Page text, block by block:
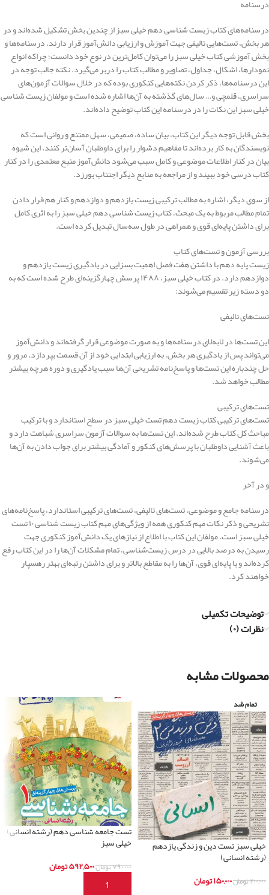
درسنامه
درسنامه‌های کتاب زیست شناسی دهم خیلی سبز از چندین بخش تشکیل شده‌اند و در
هر بخش، تست‌هایی تالیفی جهت آموزش و ارزیابی دانش‌آموز قرار دارند. درسنامه‌ها و
بخش آموزشی کتاب خیلی سبز را می‌توان کامل‌ترین در نوع خود دانست؛ چراکه انواع
نمودارها، اشکال، جداول، تصاویر و مطالب کتاب را دربر می‌گیرد. نکته جالب توجه در
این درسنامه‌ها، ذکر کردن نکته‌هایی کنکوری بوده که در خلال سوالات آزمون‌های
سراسری، قلمچی و‌… سال‌های گذشته به آن‌ها اشاره شده است و مولفان زیست شناسی
خیلی سبز این نکات را در درسنامه این کتاب توضیح داده‌اند.
بخش قابل توجه دیگر این کتاب، بیان ساده، صمیمی، سهل ممتنع و روانی است که
نویسندگان به کار برده‌اند تا مفاهیم دشوار را برای داوطلبان آسان‌تر کنند. این شیوه
بیان در کنار اطلاعات موضوعی و کامل سبب می‌شود دانش‌آموز منبع معتمدی را در کنار
کتاب درسی خود ببیند و از مراجعه به منابع دیگر اجتناب بورزد.
از سوی دیگر، اشاره به مطالب ترکیبی زیست یازدهم و دوازدهم و کنار هم قرار دادن
تمام مطالب مربوط به یک مبحث، کتاب زیست شناسی دهم خیلی سبز را به اثری کامل
برای داشتن پایه‌ای قوی و همراهی در طول سه‌سال تبدیل کرده است.
بررسی آزمون و تست‌های کتاب
زیست پایه دهم با داشتن هفت فصل اهمیت بسزایی در یادگیری زیست یازدهم و
دوازدهم دارد. در کتاب خیلی سبز، ۱۴۸۸ پرسش چهارگزینه‌ای طرح شده است که به
دو دسته زیر تقسیم می‌شوند:
تست‌های تالیفی
این تست‌ها در لابه‌لای درسنامه‌ها و به صورت موضوعی قرار گرفته‌اند و دانش‌آموز
می‌تواند پس از یادگیری هر بخش، به ارزیابی ابتدایی خود از آن قسمت بپردازد. مرور و
حل چندباره این تست‌ها و پاسخ‌نامه تشریحی آن‌ها سبب یادگیری و دوره هرچه بیشتر
مطالب خواهد شد.
تست‌های ترکیبی
تست‌های ترکیبی کتاب زیست دهم تست خیلی سبز در سطح استاندارد و با ترکیب
مباحث کل کتاب طرح شده‌اند. این تست‌ها به سوالات آزمون سراسری شباهت دارد و
باعث آشنایی داوطلبان با پرسش‌های کنکور و آمادگی بیشتر برای جواب دادن به آن‌ها
می‌شوند.
و در آخر
درسنامه جامع و موضوعی، تست‌های تالیفی، تست‌های ترکیبی استاندارد، پاسخ‌نامه‌های
تشریحی و ذکر نکات مهم کنکوری همه از ویژگی‌های مهم کتاب زیست شناسی ۱۰ تست
خیلی سبز است. مولفان این کتاب با اطلاع از نیازهای یک دانش‌آموز کنکوری جهت
رسیدن به درصد بالایی در درس زیست‌شناسی، تمام مشکلات آن‌ها را در این کتاب رفع
کرده‌اند و با پایه‌ای قوی، آن‌ها را به مقاطع بالاتر و برای داشتن رتبه‌ای بهتر رهسپار
خواهند کرد.
توضیحات تکمیلی
نظرات (۰)
محصولات مشابه
تمام شد
خیلی سبز تست دین و زندگی یازدهم
(رشته انسانی)
۲۰۰,۰۰۰تومان۱۵۰,۰۰۰تومان
تست جامعه شناسی دهم (رشته انسانی)
خیلی سبز
۷۹۰,۰۰۰تومان۵۹۲,۵۰۰تومان
افزودن به سبد خرید